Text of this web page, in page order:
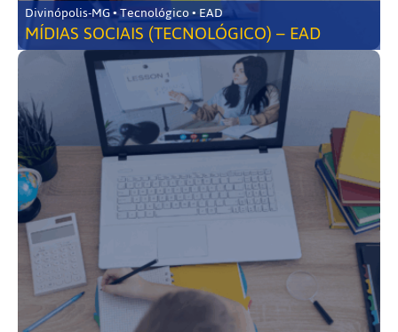
Divinópolis-MG • Tecnológico • EAD
MÍDIAS SOCIAIS (TECNOLÓGICO) – EAD